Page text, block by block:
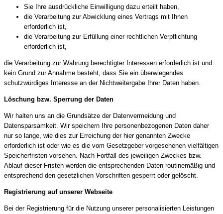
Sie Ihre ausdrückliche Einwilligung dazu erteilt haben,
die Verarbeitung zur Abwicklung eines Vertrags mit Ihnen
erforderlich ist,
die Verarbeitung zur Erfüllung einer rechtlichen Verpflichtung
erforderlich ist,
die Verarbeitung zur Wahrung berechtigter Interessen erforderlich ist und
kein Grund zur Annahme besteht, dass Sie ein überwiegendes
schutzwürdiges Interesse an der Nichtweitergabe Ihrer Daten haben.
Löschung bzw. Sperrung der Daten
Wir halten uns an die Grundsätze der Datenvermeidung und
Datensparsamkeit. Wir speichern Ihre personenbezogenen Daten daher
nur so lange, wie dies zur Erreichung der hier genannten Zwecke
erforderlich ist oder wie es die vom Gesetzgeber vorgesehenen vielfältigen
Speicherfristen vorsehen. Nach Fortfall des jeweiligen Zweckes bzw.
Ablauf dieser Fristen werden die entsprechenden Daten routinemäßig und
entsprechend den gesetzlichen Vorschriften gesperrt oder gelöscht.
Registrierung auf unserer Webseite
Bei der Registrierung für die Nutzung unserer personalisierten Leistungen